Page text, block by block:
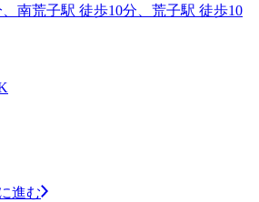
南荒子駅 徒歩10分、荒子駅 徒歩10
進む